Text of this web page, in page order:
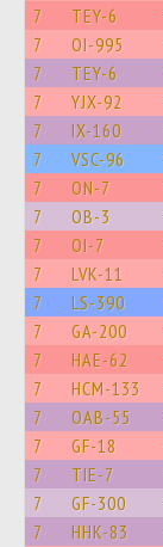
7 TEY-6
7 OI-995
7 TEY-6
7 YJX-92
7 IX-160
7 VSC-96
7 ON-7
7 OB-3
7 OI-7
7 LVK-11
7 LS-390
7 GA-200
7 HAE-62
7 HCM-133
7 OAB-55
7 GF-18
7 TIE-7
7 GF-300
7 HHK-83